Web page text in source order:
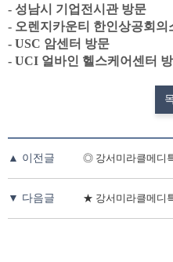
- 성남시 기업전시관 방문
- 오렌지카운티 한인상공회의
- USC 암센터 방문
- UCI 얼바인 헬스케어센터
▲ 이전글
▼ 다음글